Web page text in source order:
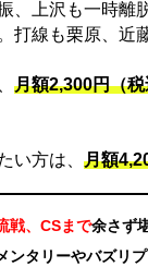
、上沢も一時離
打線も栗原、近
月額2,300円（
い方は、 月額
戦、CSまで余さず
タリーやバズリ